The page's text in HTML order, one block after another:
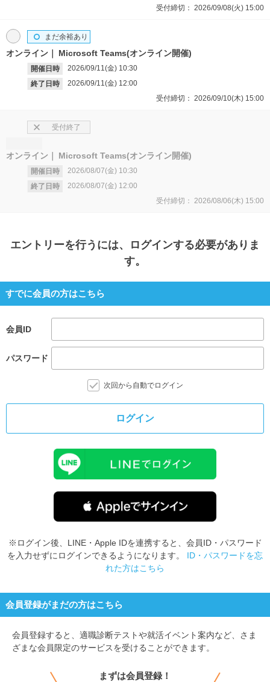
受付締切： 2026/09/08(火) 15:00
オンライン Microsoft Teams(オンライン開催)
開催日時 2026/09/11(金) 10:30
終了日時
2026/09/11(金) 12:00
まだ余裕あり
受付締切： 2026/09/10(木) 15:00
オンライン Microsoft Teams(オンライン開催)
開催日時 2026/08/07(金) 10:30
終了日時
2026/08/07(金) 12:00
受付終了
受付締切： 2026/08/06(木) 15:00
エントリーを行うには、ログインする必要がありま
す。
すでに会員の方はこちら
会員ID
パスワード
次回から自動でログイン
ログイン
※ログイン後、LINE・Apple IDを連携すると、会員ID・パスワード
を入力せずにログインできるようになります。 ID・パスワードを忘
れた方はこちら
会員登録がまだの方はこちら
会員登録すると、 適職診断テストや就活イベント案内など、さま
ざまな会員限定のサービスを受けることができます。
まずは会員登録！